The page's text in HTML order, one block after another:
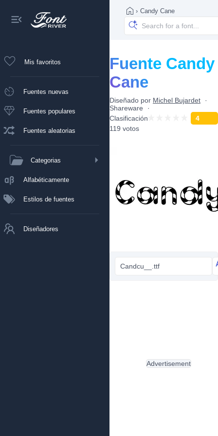
Mis favoritos
Fuentes nuevas
Fuentes populares
Fuentes aleatorias
Categorias
Alfabéticamente
Estilos de fuentes
Diseñadores
› Candy Cane
Fuente Candy
Cane
Diseñado por Michel Bujardet
Shareware
Clasificación
4
119 votos
Candcu__.ttf
Advertisement